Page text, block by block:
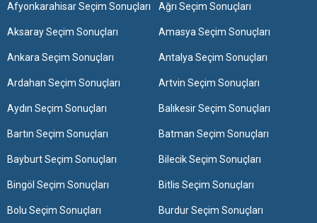
Afyonkarahisar Seçim Sonuçları Ağrı Seçim Sonuçları
Aksaray Seçim Sonuçları Amasya Seçim Sonuçları
Ankara Seçim Sonuçları Antalya Seçim Sonuçları
Ardahan Seçim Sonuçları Artvin Seçim Sonuçları
Aydın Seçim Sonuçları Balıkesir Seçim Sonuçları
Bartın Seçim Sonuçları Batman Seçim Sonuçları
Bayburt Seçim Sonuçları Bilecik Seçim Sonuçları
Bingöl Seçim Sonuçları Bitlis Seçim Sonuçları
Bolu Seçim Sonuçları Burdur Seçim Sonuçları